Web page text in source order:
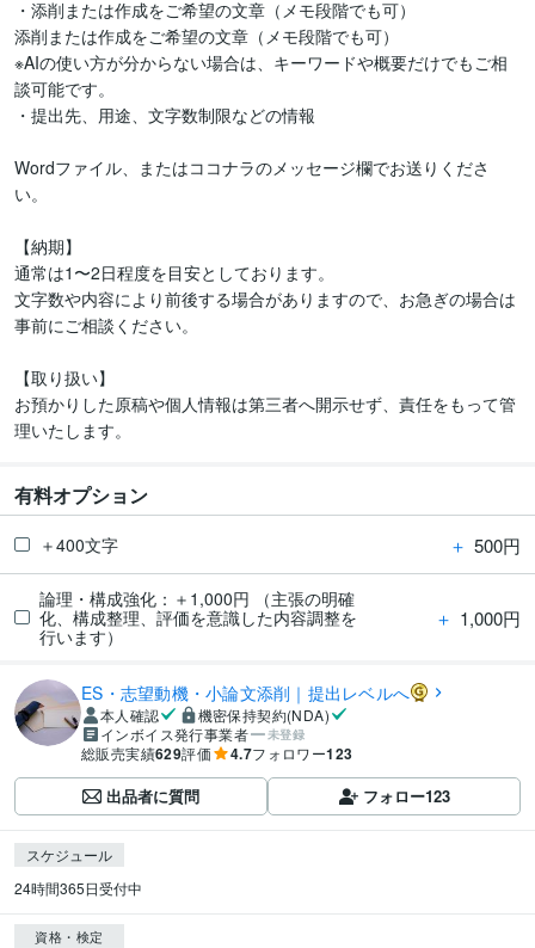
・添削または作成をご希望の文章（メモ段階でも可）
添削または作成をご希望の文章（メモ段階でも可）
※AIの使い方が分からない場合は、キーワードや概要だけでもご相
談可能です。
・提出先、用途、文字数制限などの情報
Wordファイル、またはココナラのメッセージ欄でお送りくださ
い。
【納期】
通常は1〜2日程度を目安としております。
文字数や内容により前後する場合がありますので、お急ぎの場合は
事前にご相談ください。
【取り扱い】
お預かりした原稿や個人情報は第三者へ開示せず、責任をもって管
理いたします。
有料オプション
＋400文字 ＋ 500円
論理・構成強化：＋1,000円 （主張の明確
化、構成整理、評価を意識した内容調整を
行います）
＋ 1,000円
ES・志望動機・小論文添削｜提出レベルへ
本人確認
機密保持契約(NDA)
インボイス発行事業者
未登録
総販売実績629評価 4.7フォロワー123
出品者に質問 フォロー123
スケジュール
24時間365日受付中
資格・検定